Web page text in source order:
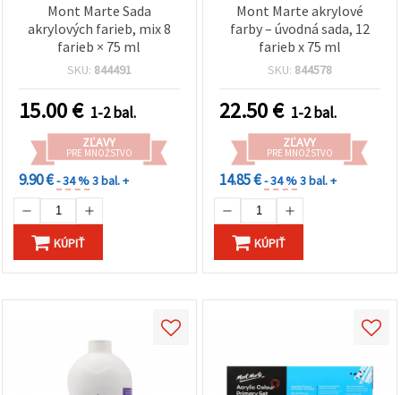
súhlasiť s
používaním
kliknutím
na "Prijať
všetky!"
môžete
uviesť svoje
preferencie
Nastaveniach
výberom
súborov
cookie a
na tlačidlo
Mont Marte Sada
akrylových farieb, mix 8
farieb × 75 ml
SKU: 844491
15.00€ 1-2 bal.
ZĽAVY
PRE MNOŽSTVO
9.90 €- 34 %3 bal. +
KÚPIŤ
Mont Marte akrylové
farby – úvodná sada, 12
farieb x 75 ml
SKU: 844578
22.50€ 1-2 bal.
ZĽAVY
PRE MNOŽSTVO
14.85 €- 34 %3 bal. +
KÚPIŤ